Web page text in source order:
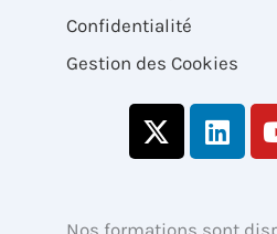
Confidentialité
Gestion des Cookies
X
-
i
L
i
e
Nos formations sont